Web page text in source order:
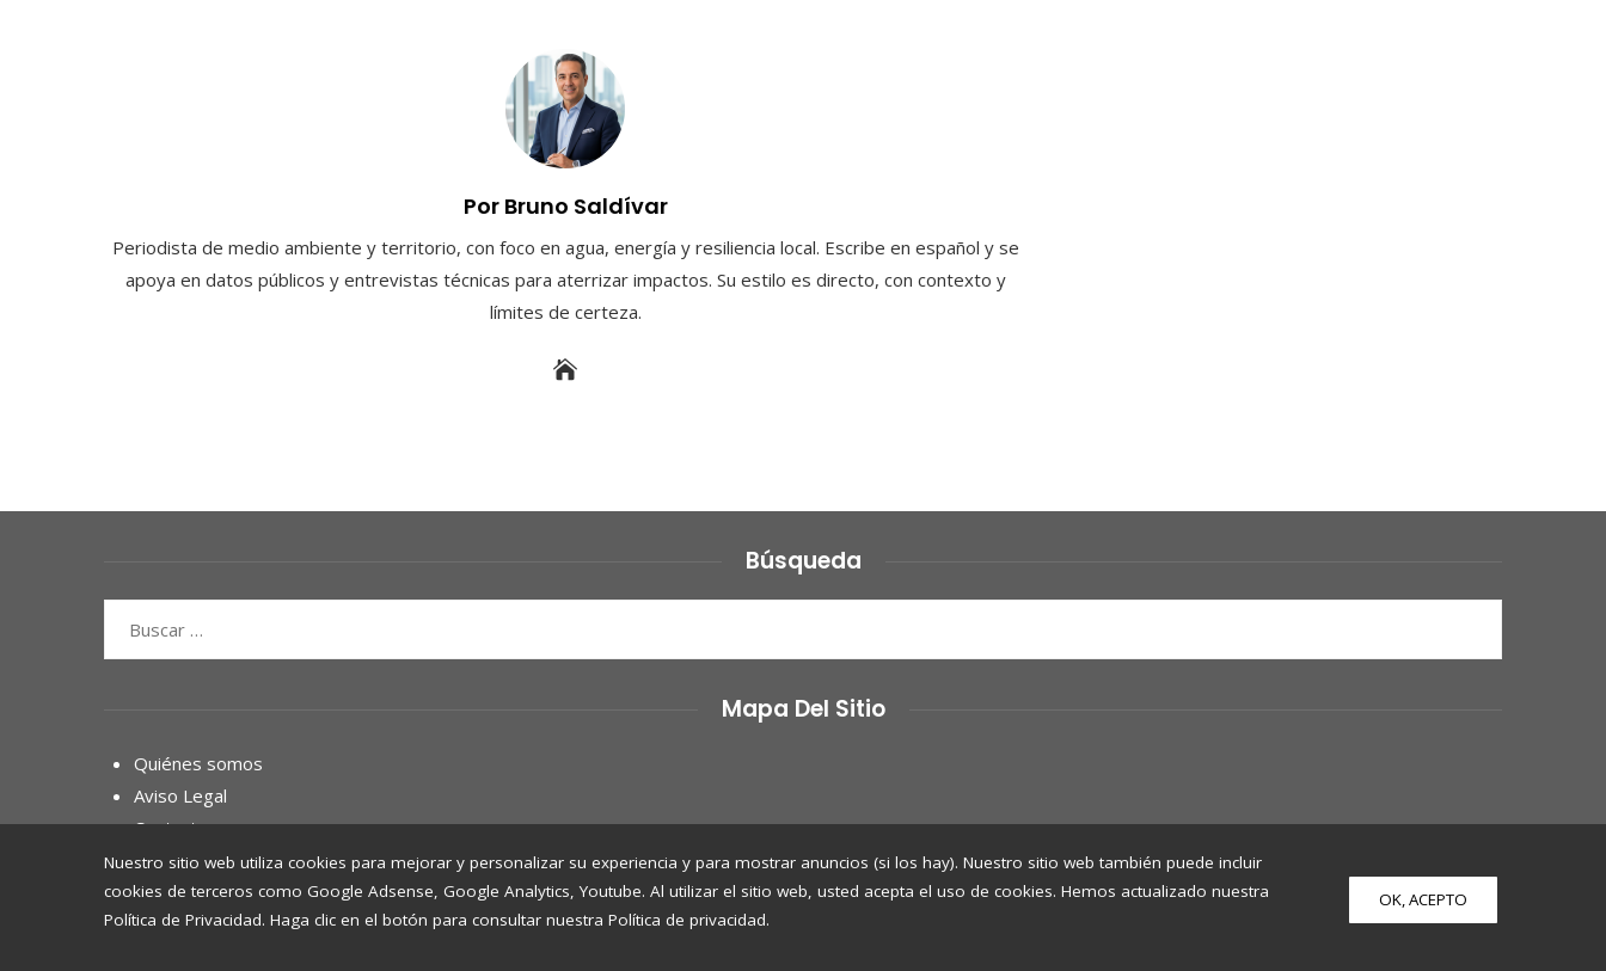
Nuestro sitio web utiliza cookies para mejorar y personalizar su experiencia y para mostrar anuncios (si los hay). Nuestro sitio web también puede incluir
cookies de terceros como Google Adsense, Google Analytics, Youtube. Al utilizar el sitio web, usted acepta el uso de cookies. Hemos actualizado nuestra
Política de Privacidad. Haga clic en el botón para consultar nuestra Política de privacidad.
OK, ACEPTO
Por Bruno Saldívar
Periodista de medio ambiente y territorio, con foco en agua, energía y resiliencia local. Escribe en español y se
apoya en datos públicos y entrevistas técnicas para aterrizar impactos. Su estilo es directo, con contexto y
límites de certeza.
Búsqueda
Mapa Del Sitio
Quiénes somos
Aviso Legal
Contacto